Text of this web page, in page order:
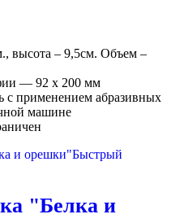
высота – 9,5см. Объем –
― 92 х 200 мм
с применением абразивных
машине
Быстрый
"Белка и